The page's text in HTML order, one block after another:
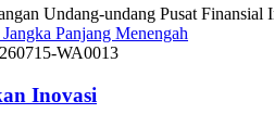
Undang-undang Pusat Finansial
Panjang Menengah
Inovasi